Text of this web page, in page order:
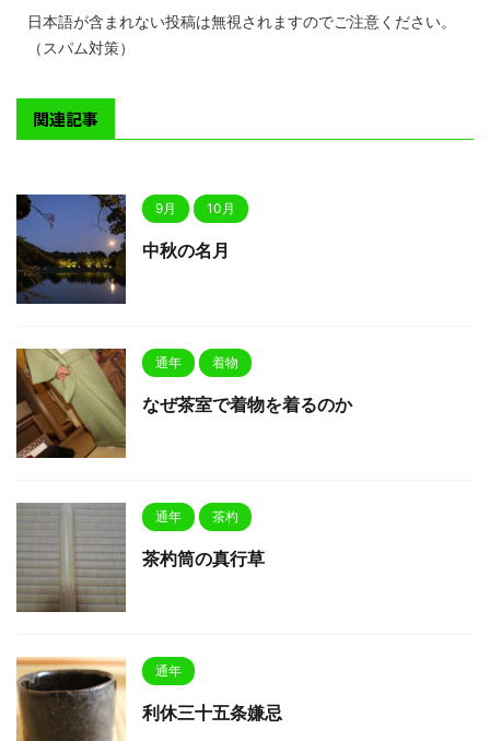
日本語が含まれない投稿は無視されますのでご注意ください。
（スパム対策）
関連記事
9月 10月
中秋の名月
通年 着物
なぜ茶室で着物を着るのか
通年 茶杓
茶杓筒の真行草
通年
利休三十五条嫌忌